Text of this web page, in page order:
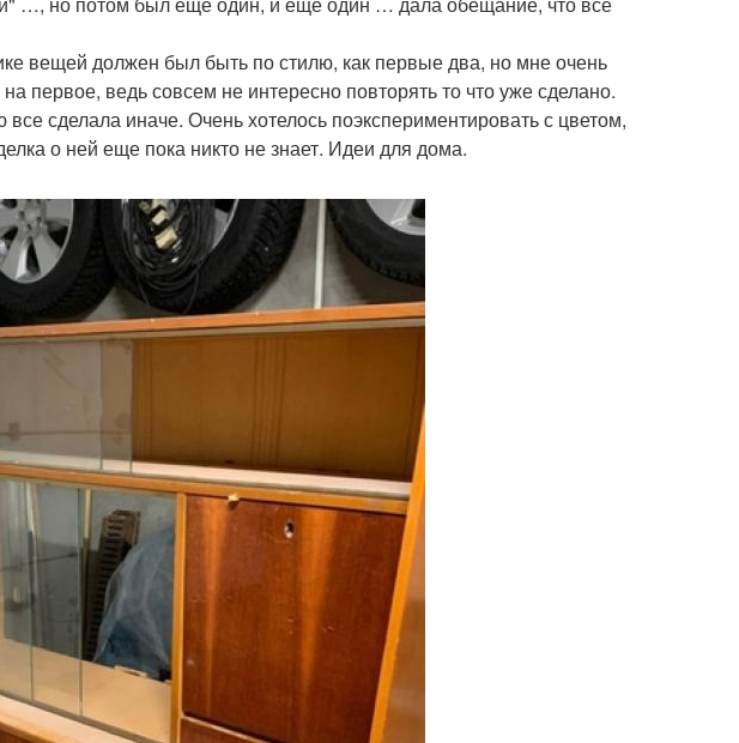
вещей должен был быть по стилю, как первые два, но мне очень
первое, ведь совсем не интересно повторять то что уже сделано.
сделала иначе. Очень хотелось поэкспериментировать с цветом,
о ней еще пока никто не знает. Идеи для дома.